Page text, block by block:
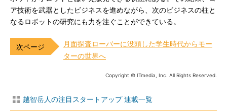
ア技術を武器としたビジネスを進めながら、次のビジネスの柱と
なるロボットの研究にも力を注ぐことができている。
月面探査ローバーに没頭した学生時代からモー
ターの世界へ
Copyright © ITmedia, Inc. All Rights Reserved.
越智岳人の注目スタートアップ 連載一覧